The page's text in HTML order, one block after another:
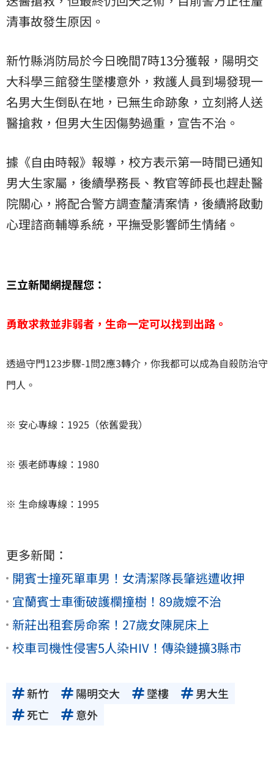
清事故發生原因。
新竹縣消防局於今日晚間7時13分獲報， 陽明交
大科學三館發生墜樓意外，救護人員到場發現一
名男大生倒臥在地，已無生命跡象，立刻將人送
醫搶救，但男大生因傷勢過重，宣告不治。
據《自由時報》報導，校方表示第一時間已通知
男大生家屬，後續學務長、教官等師長也趕赴醫
院關心，將配合警方調查釐清案情，後續將啟動
心理諮商輔導系統，平撫受影響師生情緒。
三立新聞網提醒您：
勇敢求救並非弱者，生命一定可以找到出路。
透過守門123步驟-1問2應3轉介，你我都可以成為自殺防治守
門人。
※ 安心專線：1925（依舊愛我）
※ 張老師專線：1980
※ 生命線專線：1995
更多新聞：
開賓士撞死單車男！女清潔隊長肇逃遭收押
宜蘭賓士車衝破護欄撞樹！89歲嬤不治
新莊出租套房命案！27歲女陳屍床上
校車司機性侵害5人染HIV！傳染鏈擴3縣市
新竹 陽明交大 墜樓
男大生
死亡
意外